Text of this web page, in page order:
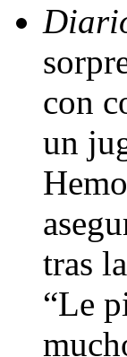
con
un
tras
“Le